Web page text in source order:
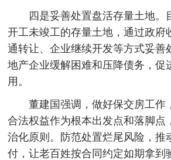
四是妥善处置盘活存量土地。
开工未竣工的存量土地，通过政府
通转让、企业继续开发等方式妥善
地产企业缓解困难和压降债务，促
用。
董建国强调，做好保交房工作
合法权益作为根本出发点和落脚点
治化原则。防范处置烂尾风险，推
付，让老百姓按合同约定如期拿到